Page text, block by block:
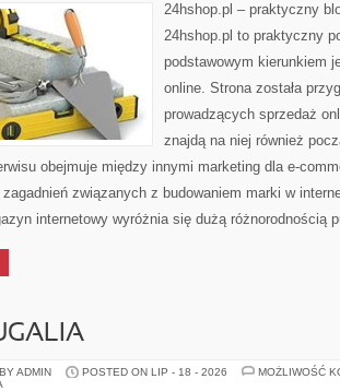
24hshop.pl – praktyczny
24hshop.pl to praktyczny
podstawowym kierunkiem
online. Strona została
prowadzących sprzedaż
znajdą na niej również
obejmuje między innymi marketing dla e-
związanych z budowaniem marki w
internetowy wyróżnia się dużą różnorodnością
ADMIN POSTED ON LIP - 18 - 2026
MOŻLIWOŚĆ